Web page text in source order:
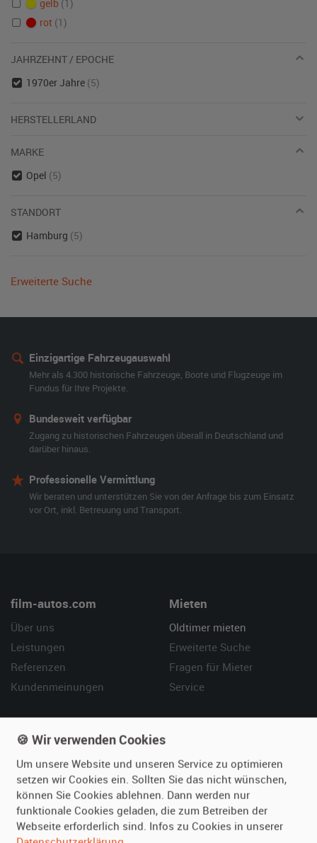
gelb (1)
rot (1)
JAHRZEHNT / EPOCHE
1970er Jahre (5)
HERSTELLERLAND
MARKE
Opel (5)
STANDORT
Hamburg (5)
Erweiterte Suche
Einzigartige Fahrzeugauswahl
Mehr als 4.300 historische Fahrzeuge, Boote und Flugzeuge im
Fundus für Ihre Projekte.
Bundesweit verfügbar
Zugang zu historischen Fahrzeugen überall in Deutschland und
darüber hinaus.
Professionelle Vermittlung
Wir beraten und unterstützen Sie von der Anfrage bis zum Einsatz
vor Ort, inkl. Betreuung und Transport.
film-autos.com
Über uns
Leistungen
Referenzen
Kundenmeinungen
Mieten
Oldtimer mieten
Erweiterte Suche
Fragen für Mieter
Service
Vermieten
Oldtimer anmelden
Fotos senden
Fragen für Vermieter
Inserat verwalten
Hilfe
So funktioniert's
Kontakt
🍪 Wir verwenden Cookies
Um unsere Website und unseren Service zu optimieren
setzen wir Cookies ein. Sollten Sie das nicht wünschen,
können Sie Cookies ablehnen. Dann werden nur
funktionale Cookies geladen, die zum Betreiben der
Webseite erforderlich sind. Infos zu Cookies in unserer